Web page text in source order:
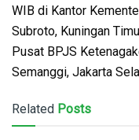
WIB di Kantor
Subroto, Kuningan
Pusat BPJS
Semanggi, Jakarta
Related Posts